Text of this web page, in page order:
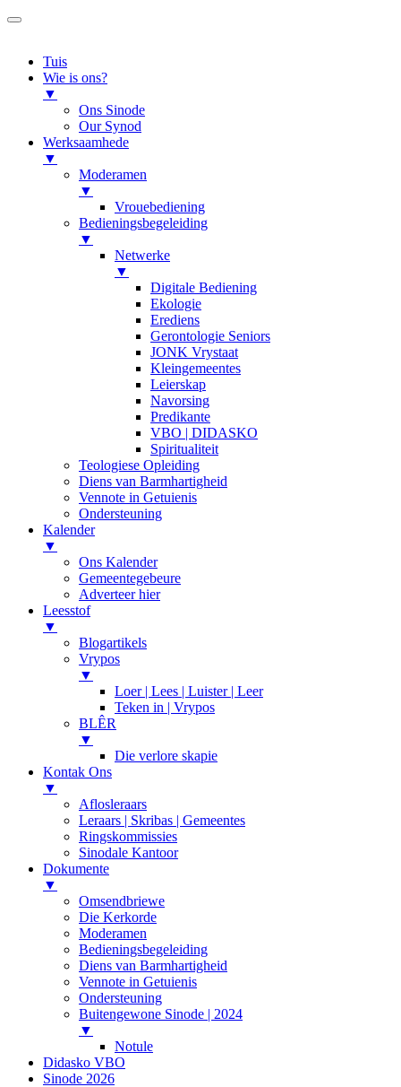
Tuis
Wie is ons?
▼
Ons Sinode
Our Synod
Werksaamhede
▼
Moderamen
▼
Vrouebediening
Bedieningsbegeleiding
▼
Netwerke
▼
Digitale Bediening
Ekologie
Erediens
Gerontologie Seniors
JONK Vrystaat
Kleingemeentes
Leierskap
Navorsing
Predikante
VBO | DIDASKO
Spiritualiteit
Teologiese Opleiding
Diens van Barmhartigheid
Vennote in Getuienis
Ondersteuning
Kalender
▼
Ons Kalender
Gemeentegebeure
Adverteer hier
Leesstof
▼
Blogartikels
Vrypos
▼
Loer | Lees | Luister | Leer
Teken in | Vrypos
BLÊR
▼
Die verlore skapie
Kontak Ons
▼
Aflosleraars
Leraars | Skribas | Gemeentes
Ringskommissies
Sinodale Kantoor
Dokumente
▼
Omsendbriewe
Die Kerkorde
Moderamen
Bedieningsbegeleiding
Diens van Barmhartigheid
Vennote in Getuienis
Ondersteuning
Buitengewone Sinode | 2024
▼
Notule
Didasko VBO
Sinode 2026